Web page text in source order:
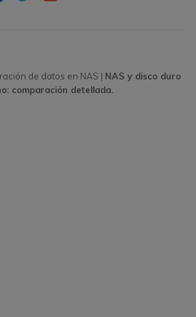
de datos en NAS | NAS y disco duro
comparación detellada.